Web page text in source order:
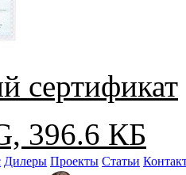
сертификат
396.6 КБ
Дилеры Проекты Статьи